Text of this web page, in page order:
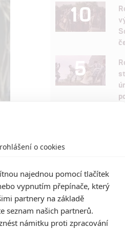
Studios
10
5
8
o cookies
najednou pomocí tlačítek
vypnutím přepínače, který
partnery na základě
seznam našich partnerů.
námitku proti zpracování